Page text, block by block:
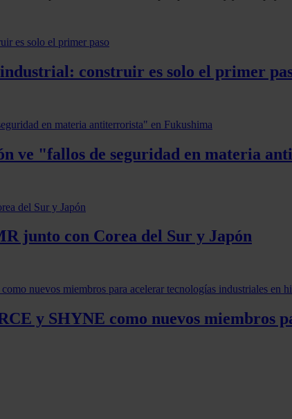
construir es solo el primer
ve "fallos de seguridad en materia
junto con Corea del Sur y Japón
y SHYNE como nuevos miembros